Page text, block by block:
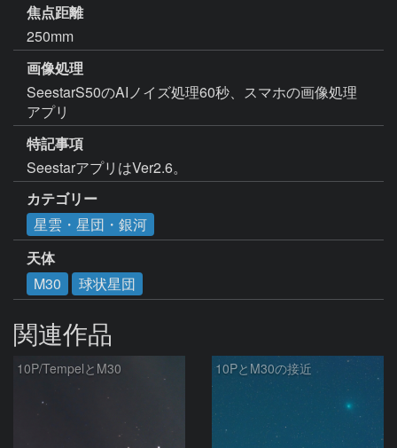
焦点距離
250mm
画像処理
SeestarS50のAIノイズ処理60秒、スマホの画像処理
アプリ
特記事項
SeestarアプリはVer2.6。
カテゴリー
星雲・星団・銀河
天体
M30
球状星団
関連作品
10P/TempelとM30 10PとM30の接近